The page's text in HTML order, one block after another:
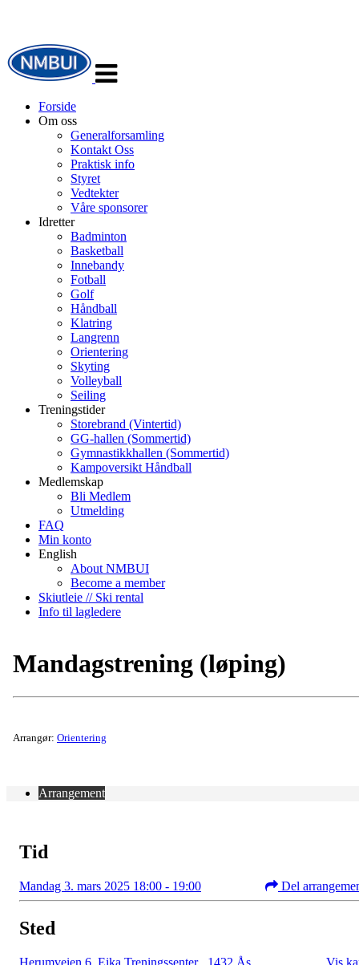
navigasjon
Forside
Om oss
Generalforsamling
Kontakt Oss
Praktisk info
Styret
Vedtekter
Våre sponsorer
Idretter
Badminton
Basketball
Innebandy
Fotball
Golf
Håndball
Klatring
Langrenn
Orientering
Skyting
Volleyball
Seiling
Treningstider
Storebrand (Vintertid)
GG-hallen (Sommertid)
Gymnastikkhallen (Sommertid)
Kampoversikt Håndball
Medlemskap
Bli Medlem
Utmelding
FAQ
Min konto
English
About NMBUI
Become a member
Skiutleie // Ski rental
Info til lagledere
Mandagstrening (løping)
Arrangør: Orientering
Arrangement
Tid
Mandag 3. mars 2025 18:00 - 19:00 Del
Sted
Herumveien 6, Eika Treningssenter , 1432 Ås Vis